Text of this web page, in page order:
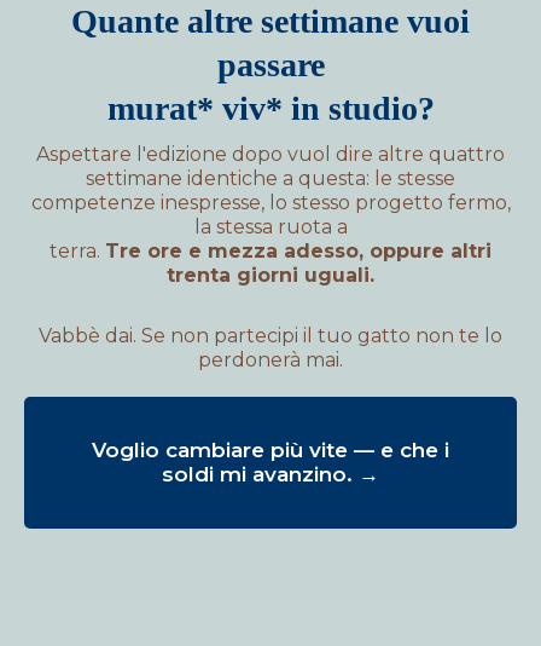
Quante altre settimane vuoi
passare
murat* viv* in studio?
Aspettare l'edizione dopo vuol dire altre quattro
settimane identiche a questa: le stesse
competenze inespresse, lo stesso progetto fermo,
la stessa ruota a
terra. Tre ore e mezza adesso, oppure altri
trenta giorni uguali.
Vabbè dai. Se non partecipi il tuo gatto non te lo
perdonerà mai.
Voglio cambiare più vite — e che i
soldi mi avanzino. →